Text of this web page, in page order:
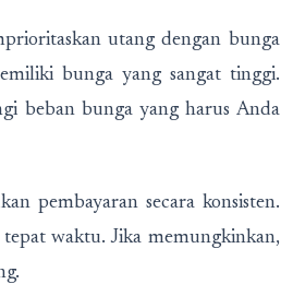
utang dengan bunga
bunga yang sangat tinggi.
beban bunga yang harus Anda
pembayaran secara konsisten.
waktu. Jika memungkinkan,